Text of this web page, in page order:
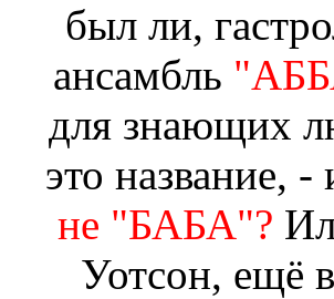
был ли,
ансамбль
для знающих
это название,
не "БАБА"?
Уотсон, ещё